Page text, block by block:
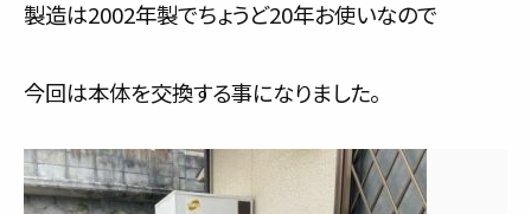
製造は2002年製でちょうど20年お使いなので
今回は本体を交換する事になりました。